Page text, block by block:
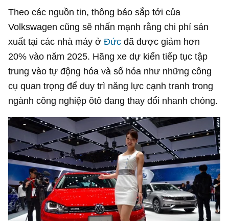
Theo các nguồn tin, thông báo sắp tới của
Volkswagen cũng sẽ nhấn mạnh rằng chi phí sản
xuất tại các nhà máy ởĐức đã được giảm hơn
20% vào năm 2025. Hãng xe dự kiến tiếp tục tập
trung vào tự động hóa và số hóa như những công
cụ quan trọng để duy trì năng lực cạnh tranh trong
ngành công nghiệp ôtô đang thay đổi nhanh chóng.